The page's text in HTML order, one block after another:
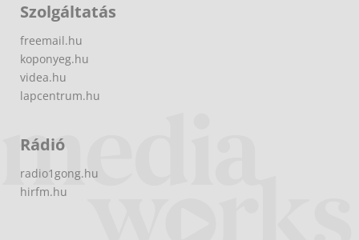
Szolgáltatás
freemail.hu
koponyeg.hu
videa.hu
lapcentrum.hu
Rádió
radio1gong.hu
hirfm.hu